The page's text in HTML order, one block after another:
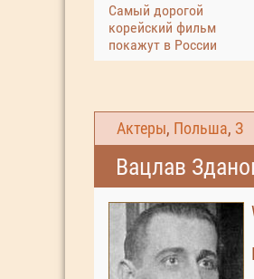
Самый дорогой
корейский фильм
покажут в России
Актеры, Польша, З
Вацлав